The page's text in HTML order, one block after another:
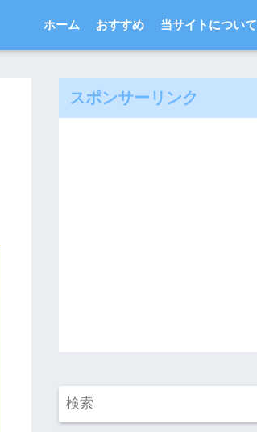
ホーム おすすめ 当サイトについて
スポンサーリンク